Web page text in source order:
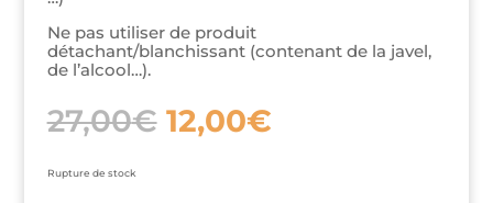
Ne pas utiliser de produit
détachant/blanchissant (contenant de la javel,
de l’alcool…).
27,00€ Le
prix
12,00€Le
prix
Rupture de stock